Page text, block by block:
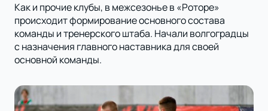
Как и прочие клубы, в межсезонье в «Роторе»
происходит формирование основного состава
команды и тренерского штаба. Начали волгоградцы
с назначения главного наставника для своей
основной команды.